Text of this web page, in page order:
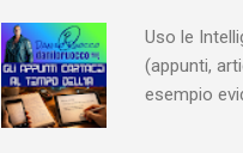
Uso le
(appunti,
esempio